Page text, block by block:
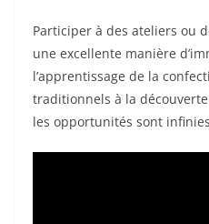
Participer à des ateliers ou
une excellente manière
l’apprentissage de la
traditionnels à la
les opportunités sont